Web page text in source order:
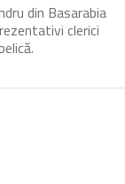
din Basarabia
clerici